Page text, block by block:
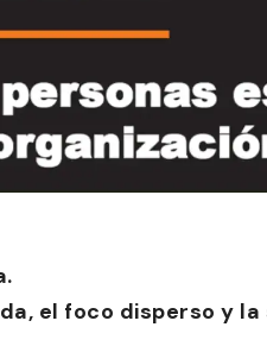
el foco disperso y